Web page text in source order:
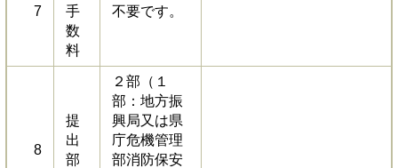
7
手
数
料
不要です。
8
提
出
部
２部（１
部：地方振
興局又は県
庁危機管理
部消防保安